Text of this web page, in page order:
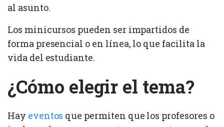
al asunto.
Los minicursos pueden ser impartidos de
forma presencial o en línea, lo que facilita la
vida del estudiante.
¿Cómo elegir el tema?
Hay eventos que permiten que los profesores o